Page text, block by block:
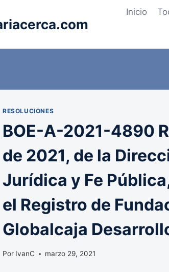
Inicio
RESOLUCIONES
BOE-A-2021-4890
de 2021, de la
Jurídica y Fe
el Registro de
Globalcaja
Por IvanC marzo 29, 2021